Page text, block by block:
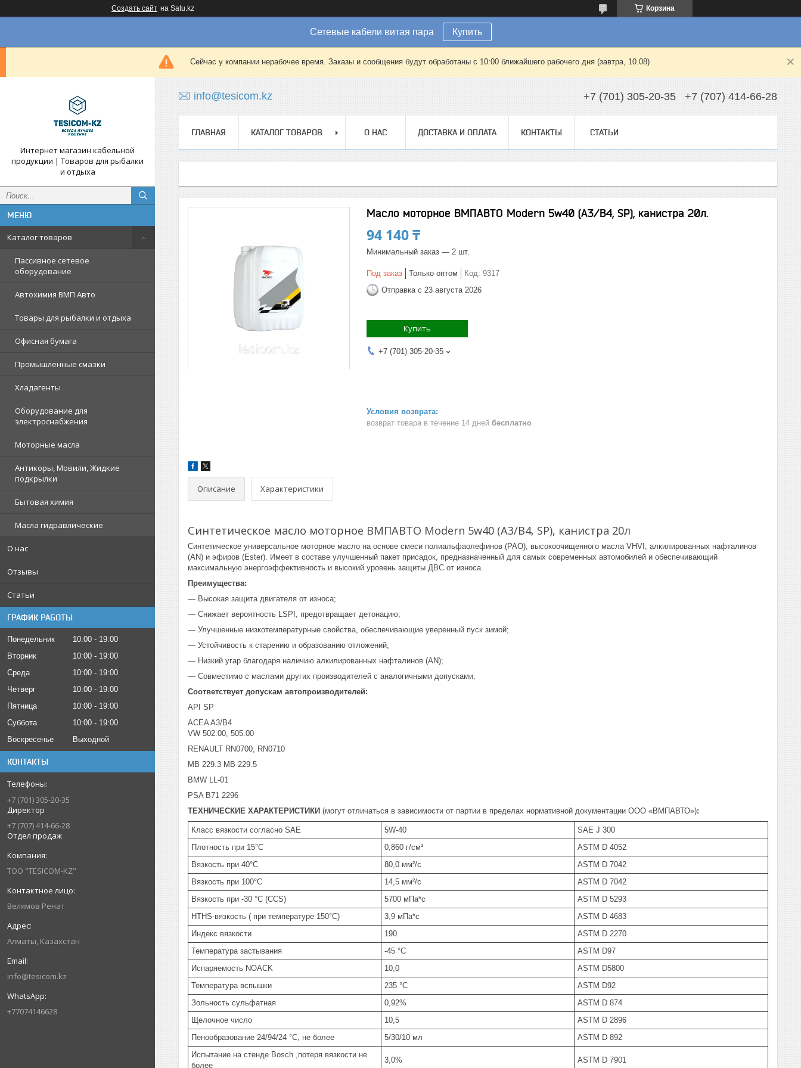
Создать сайт на Satu.kz Корзина
Сетевые кабели витая пара Купить
Сейчас у компании нерабочее время. Заказы и сообщения будут обработаны с 10:00 ближайшего рабочего дня (завтра, 10.08)
Интернет магазин кабельной
продукции | Товаров для рыбалки
и отдыха
Каталог товаров
Пассивное сетевое
оборудование
Автохимия ВМП Авто
Товары для рыбалки и отдыха
Офисная бумага
Промышленные смазки
Хладагенты
Оборудование для
электроснабжения
Моторные масла
Антикоры, Мовили, Жидкие
подкрылки
Бытовая химия
Масла гидравлические
О нас
Отзывы
Статьи
ГРАФИК РАБОТЫ
Понедельник 10:00
19:00
Вторник
10:00
19:00
Среда
10:00
19:00
Четверг
10:00
19:00
Пятница
10:00
19:00
Суббота
10:00
19:00
Воскресенье
Выходной
КОНТАКТЫ
+7 (701) 305-20-35
Директор
+7 (707) 414-66-28
Отдел продаж
ТОО "TESICOM-KZ"
Велямов Ренат
Алматы, Казахстан
info@tesicom.kz
+77074146628
info@tesicom.kz +7 (701) 305-20-35 +7 (707) 414-66-28
ГЛАВНАЯ КАТАЛОГ ТОВАРОВ О НАС ДОСТАВКА И ОПЛАТА КОНТАКТЫ СТАТЬИ
Масло моторное ВМПАВТО Modern 5w40 (A3/B4, SP), канистра 20л.
94 140 ₸
Минимальный заказ — 2 шт.
Под заказ Только оптом Код: 9317
Отправка с 23 августа 2026
Купить
+7 (701) 305-20-35
возврат товара в течение 14 дней бесплатно
Описание Характеристики
Синтетическое масло моторное ВМПАВТО Modern 5w40 (A3/B4, SP), канистра 20л
Синтетическое универсальное моторное масло на основе смеси полиальфаолефинов (PAO), высокоочищенного масла VHVI, алкилированных нафталинов
(AN) и эфиров (Ester). Имеет в составе улучшенный пакет присадок, предназначенный для самых современных автомобилей и обеспечивающий
максимальную энергоэффективность и высокий уровень защиты ДВС от износа.
Преимущества:
— Высокая защита двигателя от износа;
— Снижает вероятность LSPI, предотвращает детонацию;
— Улучшенные низкотемпературные свойства, обеспечивающие уверенный пуск зимой;
— Устойчивость к старению и образованию отложений;
— Низкий угар благодаря наличию алкилированных нафталинов (AN);
— Совместимо с маслами других производителей с аналогичными допусками.
Соответствует допускам автопроизводителей:
API SP
ACEA A3/B4
VW 502.00, 505.00
RENAULT RN0700, RN0710
MB 229.3 MB 229.5
BMW LL-01
PSA B71 2296
ТЕХНИЧЕСКИЕ ХАРАКТЕРИСТИКИ (могут отличаться в зависимости от партии в пределах нормативной документации ООО «ВМПАВТО»):
Класс вязкости согласно SAE 5W-40
SAE J 300
Плотность при 15°C
0,860 г/см³
ASTM D 4052
Вязкость при 40°C
80,0 мм²/с
ASTM D 7042
Вязкость при 100°C
14,5 мм²/с
ASTM D 7042
Вязкость при -30 °C (CCS)
5700 мПа*с
ASTM D 5293
HTHS-вязкость ( при температуре 150°C)
3,9 мПа*с
ASTM D 4683
Индекс вязкости
190
ASTM D 2270
Температура застывания
-45 °C
ASTM D97
Испаряемость NOACK
10,0
ASTM D5800
Температура вспышки
235 °C
ASTM D92
Зольность сульфатная
0,92%
ASTM D 874
Щелочное число
10,5
ASTM D 2896
Пенообразование 24/94/24 °С, не более
5/30/10 мл
ASTM D 892
Испытание на стенде Bosch ,потеря вязкости не
более
3,0% ASTM D 7901